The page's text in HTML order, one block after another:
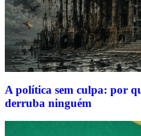
A política sem culpa: por
derruba ninguém